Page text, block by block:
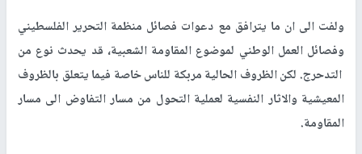
ولفت الى ان ما يترافق مع دعوات فصائل منظمة التحرير الفلسطيني
وفصائل العمل الوطني لموضوع المقاومة الشعبية، قد يحدث نوع من
التدحرج. لكن الظروف الحالية مربكة للناس خاصة فيما يتعلق بالظروف
المعيشية والاثار النفسية لعملية التحول من مسار التفاوض الى مسار
المقاومة.